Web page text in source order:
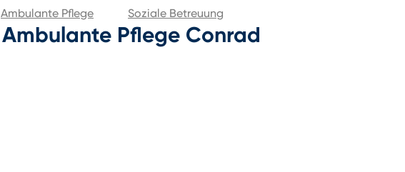
Ambulante Pflege Soziale Betreuung
Ambulante Pflege Conrad